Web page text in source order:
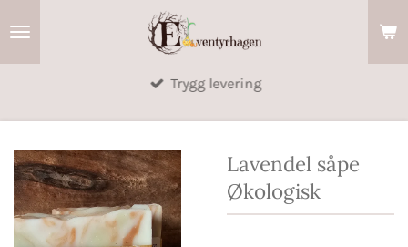
Trygg levering
Lavendel såpe
Økologisk